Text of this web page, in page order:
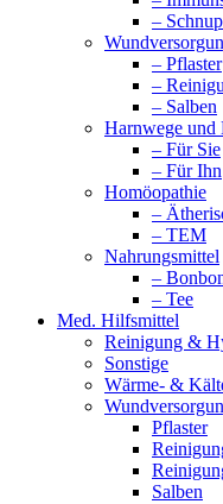
–
– Pflaster
–
– Salben
Harnwege und
– Für Sie
– Für Ihn
Homöopathie
–
– TEM
Nahrungsmittel
–
– Tee
Med. Hilfsmittel
Reinigung &
Sonstige
Wärme- &
Pflaster
Salben